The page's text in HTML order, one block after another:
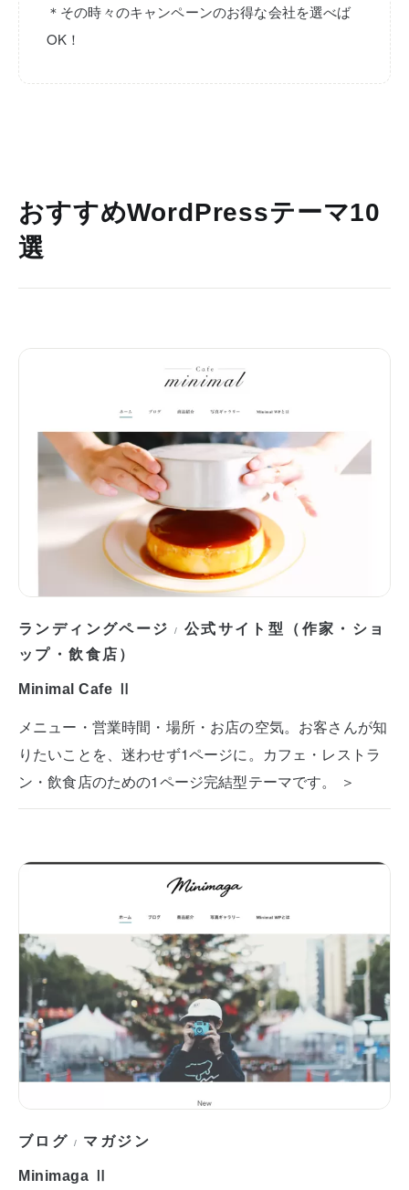
＊その時々のキャンペーンのお得な会社を選べば
OK！
おすすめWordPressテーマ10
選
ランディングページ / 公式サイト型（作家・ショ
ップ・飲食店）
Minimal Cafe Ⅱ
メニュー・営業時間・場所・お店の空気。お客さんが知
りたいことを、迷わせず1ページに。カフェ・レストラ
ン・飲食店のための1ページ完結型テーマです。 ＞
ブログ / マガジン
Minimaga Ⅱ